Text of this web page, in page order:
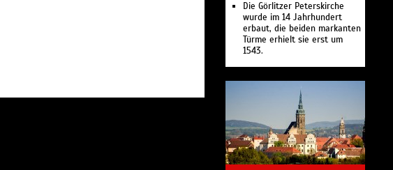
Die Görlitzer Peterskirche
wurde im 14 Jahrhundert
erbaut, die beiden markanten
Türme erhielt sie erst um
1543.